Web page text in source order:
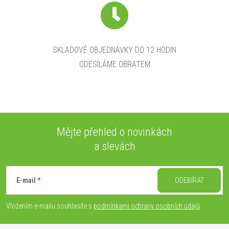
SKLADOVÉ OBJEDNÁVKY DO 12 HODIN
ODESÍLÁME OBRATEM
p
Mějte přehled o novinkách
a slevách
E-mail
Vložením e-mailu souhlasíte s podmínkami ochrany osobních údajů
ODEBÍRAT